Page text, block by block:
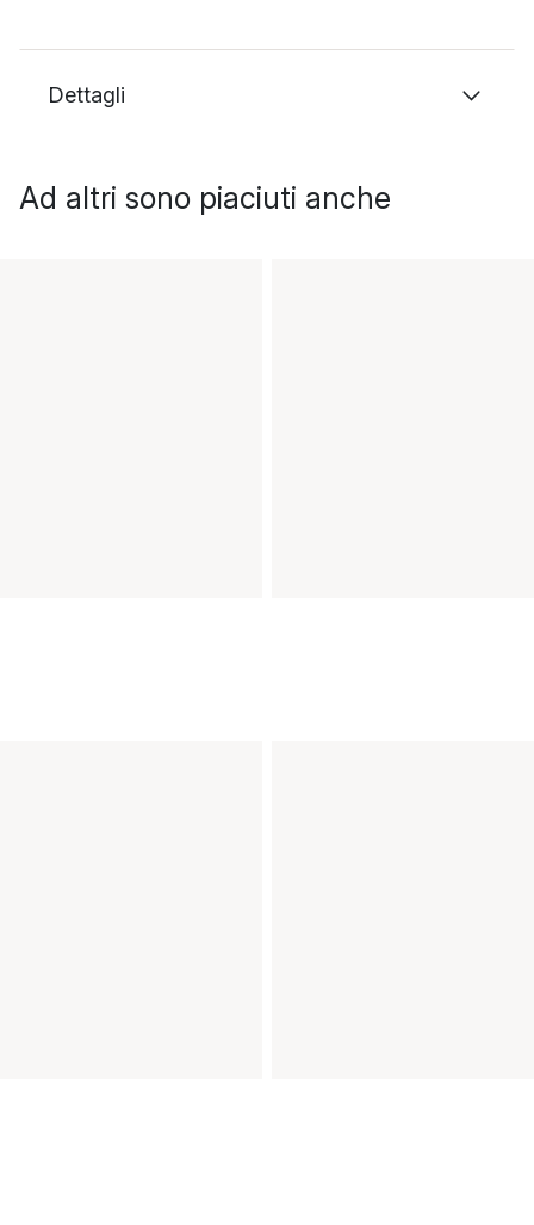
Dettagli
Ad altri sono piaciuti anche